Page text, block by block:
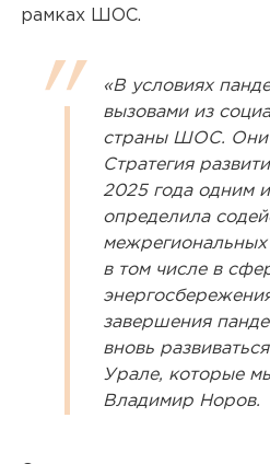
рамках ШОС.
«В условиях
вызовами из
страны ШОС. Они
Стратегия
2025 года одним
определила
межрегиональных
в том числе в
завершения
вновь
Урале, которые
Владимир Норов.